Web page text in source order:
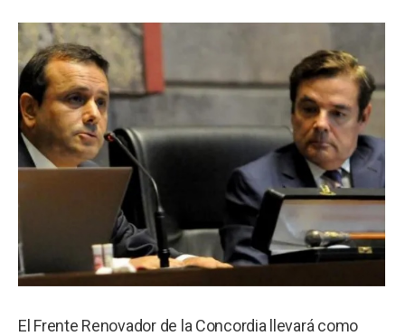
El Frente Renovador de la Concordia llevará como